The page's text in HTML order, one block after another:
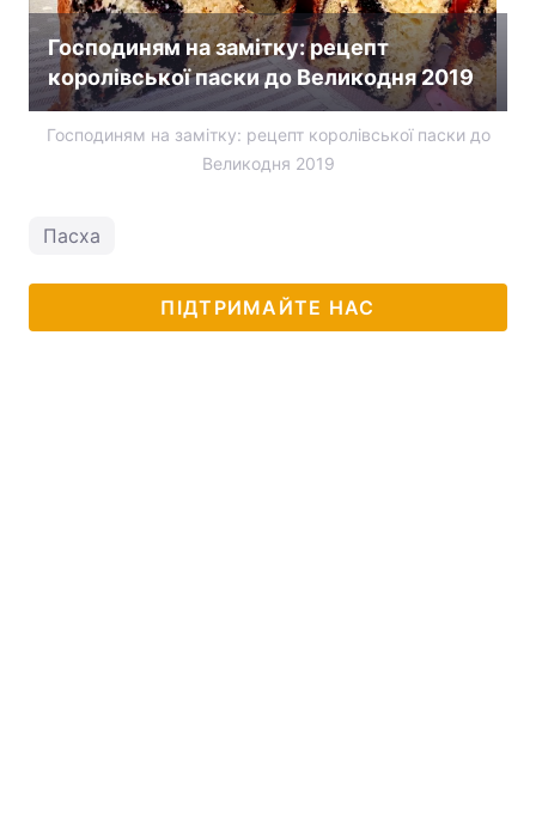
Господиням на замітку: рецепт
королівської паски до Великодня 2019
Господиням на замітку: рецепт королівської паски до
Великодня 2019
Пасха
ПІДТРИМАЙТЕ НАС